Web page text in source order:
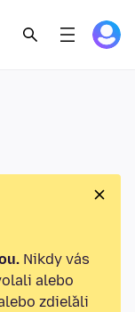
Nikdy vás
alebo
zdieľali